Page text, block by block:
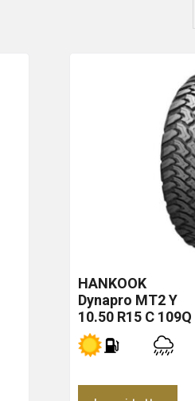
HANKOOK
Dynapro MT2 Y
10.50 R15 C 109Q